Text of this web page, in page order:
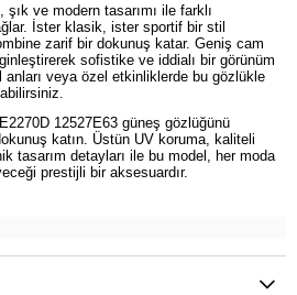
ve modern tasarımı ile farklı
İster klasik, ister sportif bir stil
zarif bir dokunuş katar. Geniş cam
sofistike ve iddialı bir görünüm
veya özel etkinliklerde bu gözlükle
12527E63 güneş gözlüğünü
katın. Üstün UV koruma, kaliteli
tasarım detayları ile bu model, her moda
prestijli bir aksesuardır.